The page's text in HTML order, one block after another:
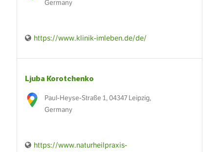
Germany
https://www.klinik-imleben.de/de/
Ljuba Korotchenko
Paul-Heyse-Straße 1, 04347 Leipzig,
Germany
https://www.naturheilpraxis-